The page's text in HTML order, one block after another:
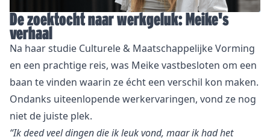
De zoektocht naar werkgeluk: Meike's
verhaal
Na haar studie Culturele & Maatschappelijke Vorming
en een prachtige reis, was Meike vastbesloten om een
baan te vinden waarin ze écht een verschil kon maken.
Ondanks uiteenlopende werkervaringen, vond ze nog
niet de juiste plek.
“Ik deed veel dingen die ik leuk vond, maar ik had het